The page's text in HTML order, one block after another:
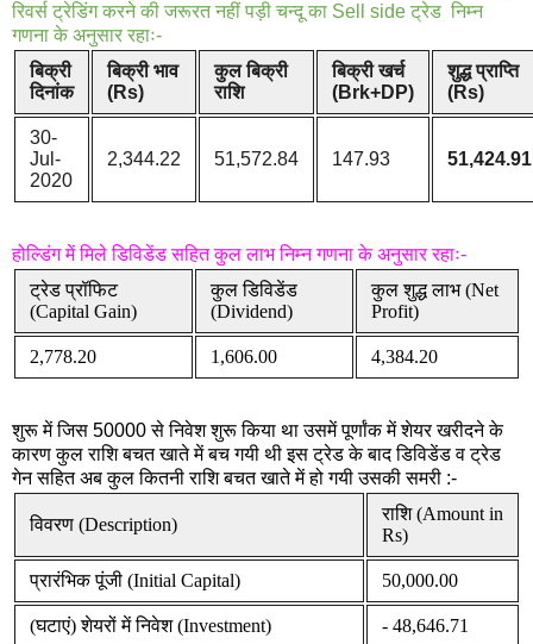
रिवर्स ट्रेडिंग करने की जरूरत नहीं पड़ी चन्दू का Sell side ट्रेड निम्न
गणना के अनुसार रहाः-
बिक्री
दिनांक
बिक्री भाव
(Rs)
कुल बिक्री
राशि
बिक्री खर्च
(Brk+DP)
शुद्ध प्राप्ति
(Rs)
30-
Jul-
2020
2,344.22 51,572.84 147.93 51,424.91
होल्डिंग में मिले डिविडेंड सहित कुल लाभ निम्न गणना के अनुसार रहाः-
ट्रेड प्रॉफिट
(Capital Gain)
कुल डिविडेंड
(Dividend)
कुल शुद्ध लाभ (Net
Profit)
2,778.20 1,606.00 4,384.20
शुरू में जिस 50000 से निवेश शुरू किया था उसमें पूर्णांक में शेयर खरीदने के
कारण कुल राशि बचत खाते में बच गयी थी इस ट्रेड के बाद डिविडेंड व ट्रेड
गेन सहित अब कुल कितनी राशि बचत खाते में हो गयी उसकी समरी :-
विवरण (Description)
राशि (Amount in
Rs)
प्रारंभिक पूंजी (Initial Capital) 50,000.00
(घटाएं) शेयरों में निवेश (Investment) - 48,646.71